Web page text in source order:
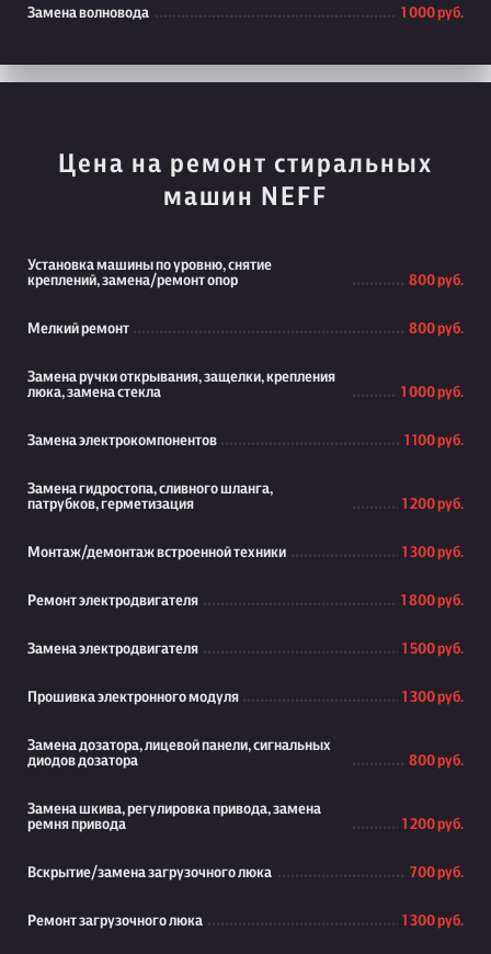
Замена волновода 1 000 руб.
Цена на ремонт стиральных
машин NEFF
Установка машины по уровню, снятие
креплений, замена/ремонт опор
800 руб.
Мелкий ремонт 800 руб.
Замена ручки открывания, защелки, крепления
люка, замена стекла
1 000 руб.
Замена электрокомпонентов 1 100 руб.
Замена гидростопа, сливного шланга,
патрубков, герметизация
1 200 руб.
Монтаж/демонтаж встроенной техники 1 300 руб.
Ремонт электродвигателя 1 800 руб.
Замена электродвигателя 1 500 руб.
Прошивка электронного модуля 1 300 руб.
Замена дозатора, лицевой панели, сигнальных
диодов дозатора
800 руб.
Замена шкива, регулировка привода, замена
ремня привода
1 200 руб.
Вскрытие/замена загрузочного люка 700 руб.
Ремонт загрузочного люка 1 300 руб.